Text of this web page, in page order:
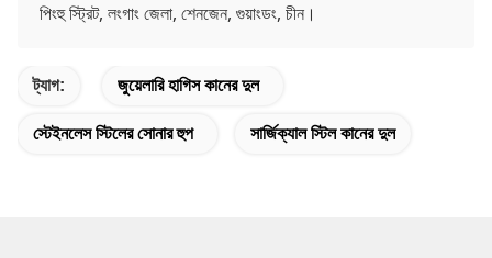
পিংহু স্ট্রিট, লংগাং জেলা, শেনজেন, গুয়াংডং, চীন।
ট্যাগ: জুয়েলারি হাগিস কানের দুল
স্টেইনলেস স্টিলের সোনার হুপ সার্জিক্যাল স্টিল কানের দুল